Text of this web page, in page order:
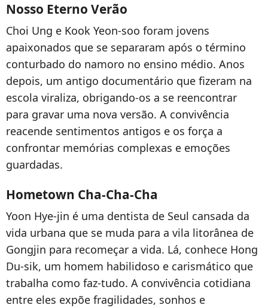
Nosso Eterno Verão
Choi Ung e Kook Yeon-soo foram jovens
apaixonados que se separaram após o término
conturbado do namoro no ensino médio. Anos
depois, um antigo documentário que fizeram na
escola viraliza, obrigando-os a se reencontrar
para gravar uma nova versão. A convivência
reacende sentimentos antigos e os força a
confrontar memórias complexas e emoções
guardadas.
Hometown Cha-Cha-Cha
Yoon Hye-jin é uma dentista de Seul cansada da
vida urbana que se muda para a vila litorânea de
Gongjin para recomeçar a vida. Lá, conhece Hong
Du-sik, um homem habilidoso e carismático que
trabalha como faz-tudo. A convivência cotidiana
entre eles expõe fragilidades, sonhos e